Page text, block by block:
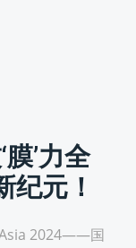
’力全
纪元！
2024——国